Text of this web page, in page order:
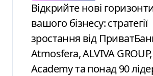
Відкрийте нові горизонти для
вашого бізнесу: стратегії
зростання від
Atmosfera, ALVIVA
Academy та понад 90